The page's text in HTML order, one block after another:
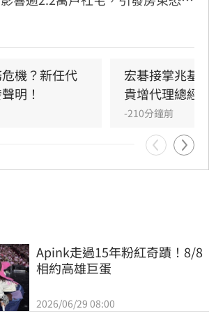
心董事長花敬群今（10）日召開
協調六都租賃公會協助受影響房東
者。花敬群呼籲兆基應配合想解約
目標是確保社宅包租代管業務穩
權益受損並防範詐騙行為，請相關
官方公告並填寫需求登記表。
機？新任代
明！
宏碁接掌兆基2
貴增代理總經理
-210分鐘前
Apink走過15年粉紅奇蹟！8/8
相約高雄巨蛋
2026/06/29 08:00